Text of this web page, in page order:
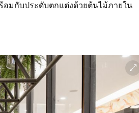
อมกับประดับตกแต่งด้วยต้นไม้ภายใน